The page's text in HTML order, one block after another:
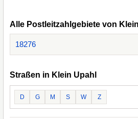
Alle Postleitzahlgebiete von
18276
Straßen in Klein Upahl
D G M S W Z